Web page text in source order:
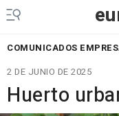
COMUNICADOS
2 DE JUNIO DE 2025
Huerto